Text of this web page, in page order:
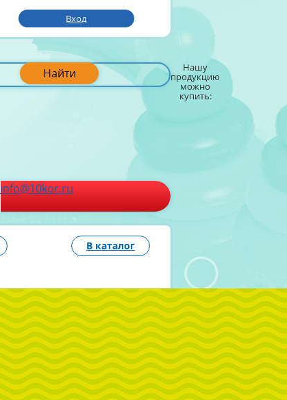
Вход
Найти Нашу
продукцию
можно
купить:
info@10kor.ru
В каталог